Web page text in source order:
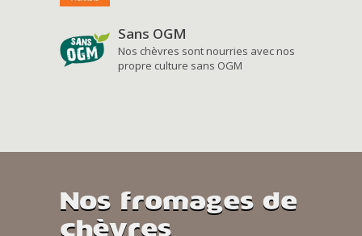
Sans OGM
Nos chèvres sont nourries avec nos
propre culture sans OGM
Nos fromages de
chèvres